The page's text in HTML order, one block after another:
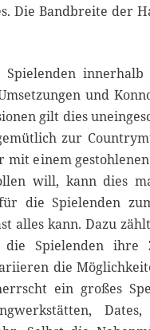
Die Bandbreite der
Spielenden
und
gilt dies
zur
mit einem
will, kann dies
für die Spielenden
alles kann. Dazu
Spielenden ihre
die
ein großes
Dates,